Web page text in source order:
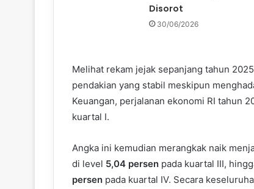
Disorot
30/06/2026
Melihat rekam jejak sepanjang tahun
pendakian yang stabil meskipun
Keuangan, perjalanan ekonomi RI tahun
kuartal I.
Angka ini kemudian merangkak naik
di level 5,04 persen pada kuartal III,
persen pada kuartal IV. Secara